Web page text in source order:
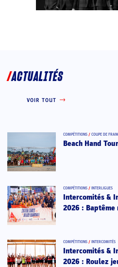
ACTUALITÉS
VOIR TOUT
COMPÉTITIONS / COUPE DE
Beach Hand
COMPÉTITIONS / INTERLIGUES
Intercomités &
2026 : Baptême
COMPÉTITIONS / INTERCOMITÉS
Intercomités &
2026 : Roulez